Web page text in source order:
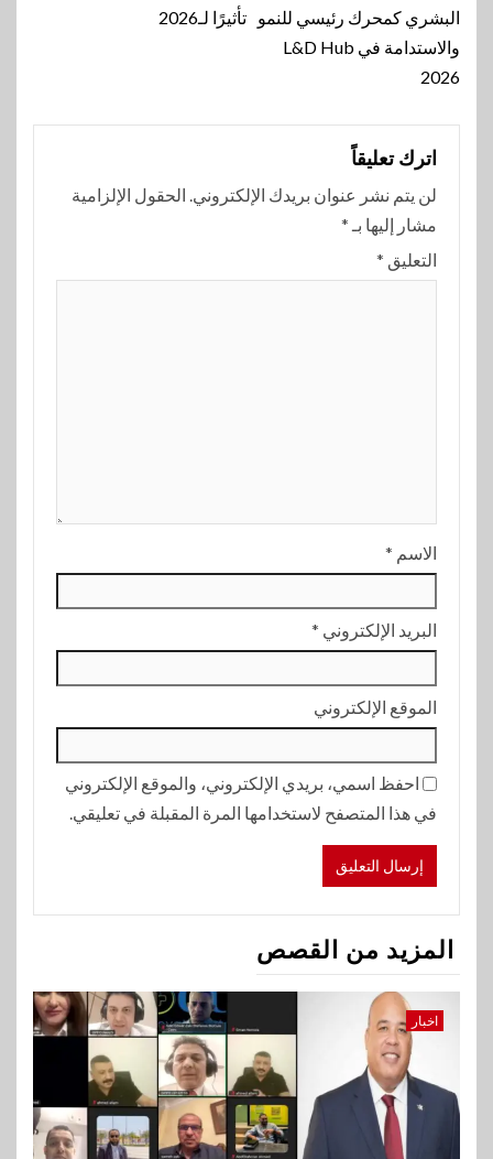
تأثيرًا لـ2026 البشري كمحرك رئيسي للنمو
والاستدامة في L&D Hub
2026
اترك تعليقاً
لن يتم نشر عنوان بريدك الإلكتروني. الحقول الإلزامية
مشار إليها بـ *
التعليق *
الاسم *
البريد الإلكتروني *
الموقع الإلكتروني
احفظ اسمي، بريدي الإلكتروني، والموقع الإلكتروني
في هذا المتصفح لاستخدامها المرة المقبلة في تعليقي.
المزيد من القصص
اخبار